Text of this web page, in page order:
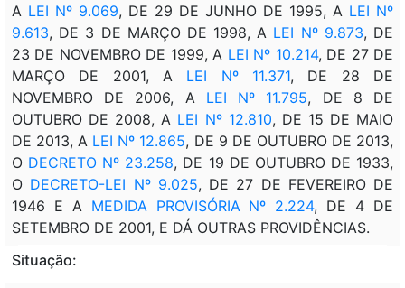
A LEI Nº 9.069, DE 29 DE JUNHO DE 1995, A LEI Nº
9.613, DE 3 DE MARÇO DE 1998, A LEI Nº 9.873, DE
23 DE NOVEMBRO DE 1999, A LEI Nº 10.214, DE 27 DE
MARÇO DE 2001, A LEI Nº 11.371, DE 28 DE
NOVEMBRO DE 2006, A LEI Nº 11.795, DE 8 DE
OUTUBRO DE 2008, A LEI Nº 12.810, DE 15 DE MAIO
DE 2013, A LEI Nº 12.865, DE 9 DE OUTUBRO DE 2013,
O DECRETO Nº 23.258, DE 19 DE OUTUBRO DE 1933,
O DECRETO-LEI Nº 9.025, DE 27 DE FEVEREIRO DE
1946 E A MEDIDA PROVISÓRIA Nº 2.224, DE 4 DE
SETEMBRO DE 2001, E DÁ OUTRAS PROVIDÊNCIAS.
Situação: